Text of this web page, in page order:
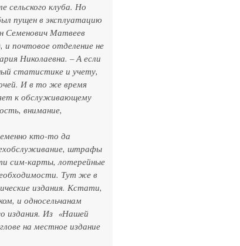
сельского клуба. Но
пущен в эксплуатацию
Семенович Матвеев
почтовое отделение не
Николаевна. – А если
статистике и учету,
И в то же время
к обслуживающему
внимание,
кто-то да
штрафы
сим-карты, лотерейные
Тут же в
издания. Кстати,
и односельчанам
издания. Из «Нашей
на местное издание